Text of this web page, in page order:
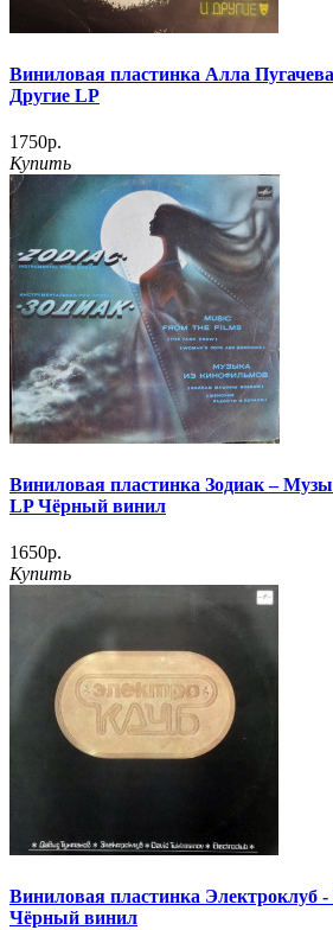
Виниловая пластинка Алла
Другие LP
1750р.
Купить
Виниловая пластинка Зодиак –
LP Чёрный винил
1650р.
Купить
Виниловая пластинка Электроклуб
Чёрный винил